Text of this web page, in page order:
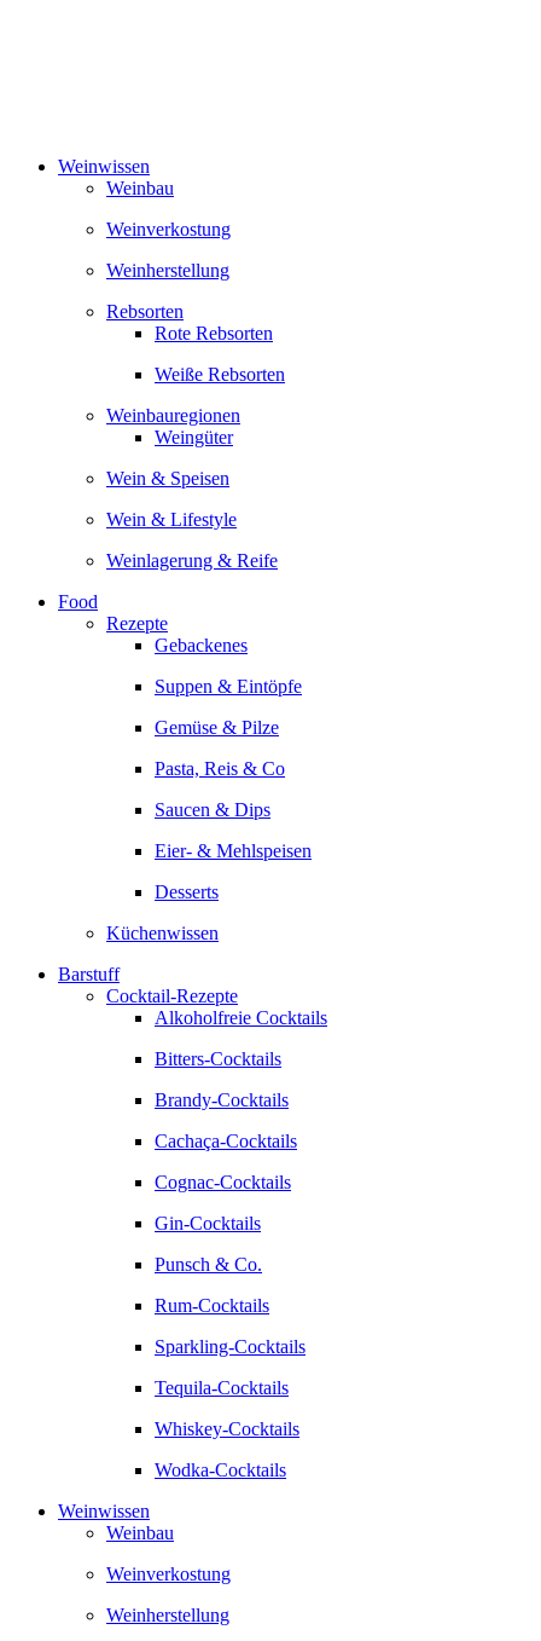
Weinwissen
Weinbau
Weinverkostung
Weinherstellung
Rebsorten
Rote Rebsorten
Weiße Rebsorten
Weinbauregionen
Weingüter
Wein & Speisen
Wein & Lifestyle
Weinlagerung & Reife
Food
Rezepte
Gebackenes
Suppen & Eintöpfe
Gemüse & Pilze
Pasta, Reis & Co
Saucen & Dips
Eier- & Mehlspeisen
Desserts
Küchenwissen
Barstuff
Cocktail-Rezepte
Alkoholfreie Cocktails
Bitters-Cocktails
Brandy-Cocktails
Cachaça-Cocktails
Cognac-Cocktails
Gin-Cocktails
Punsch & Co.
Rum-Cocktails
Sparkling-Cocktails
Tequila-Cocktails
Whiskey-Cocktails
Wodka-Cocktails
Weinwissen
Weinbau
Weinverkostung
Weinherstellung